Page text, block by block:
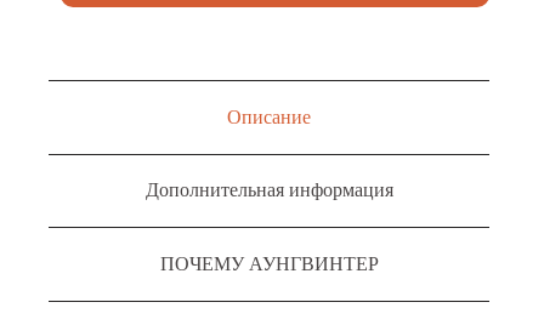
Описание
Дополнительная информация
ПОЧЕМУ АУНГВИНТЕР